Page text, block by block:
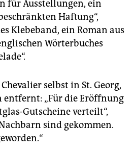
für Ausstellungen, ein
Haftung“,
Klebeband, ein Roman aus
Wörterbuches
selbst in St. Georg,
entfernt: „Für die Eröffnung
Gutscheine verteilt“,
sind gekommen.